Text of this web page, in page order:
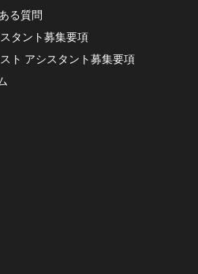
る質問
タント募集要項
ト アシスタント募集要項